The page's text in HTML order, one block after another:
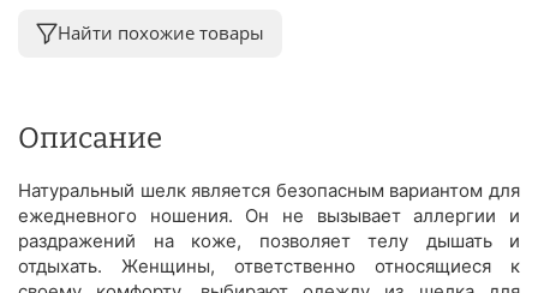
Найти похожие товары
Описание
Натуральный шелк является безопасным вариантом для
ежедневного ношения. Он не вызывает аллергии и
раздражений на коже, позволяет телу дышать и
отдыхать. Женщины, ответственно относящиеся к